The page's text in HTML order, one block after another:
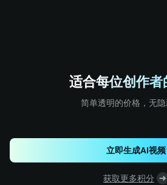
适合每位创作者
简单透明的价格，无
立即生成AI视频
获取更多积分